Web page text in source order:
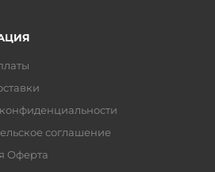
соглашение
Оферта